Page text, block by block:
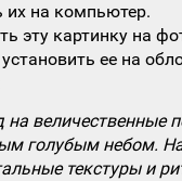
их на компьютер.
эту картинку на
ее на
величественные
голубым небом.
текстуры и